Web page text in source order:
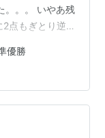
。。。 いやあ残
点もぎとり逆
、今回の出水
んとにあの粘
す。 すごすぎ
くなってしま
業 試合内容 鹿
優勝